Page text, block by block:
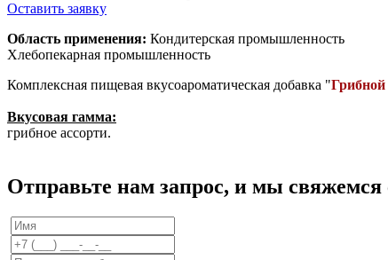
Оставить заявку
Область применения: Кондитерская промышленность
Хлебопекарная промышленность
Комплексная пищевая вкусоароматическая добавка "
Вкусовая гамма:
грибное ассорти.
Отправьте нам запрос, и мы